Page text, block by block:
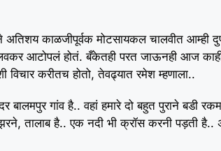
काळजीपूर्वक मोटसायकल चालवीत आम्ही
आटोपलं होतं. बँकेतही परत जाऊनही आज
करीतच होतो, तेवढ्यात रमेश म्हणाला..
गांव है.. वहां हमारे दो बहुत पुराने बडी
तालाब है.. एक नदी भी क्रॉस करनी पड़ती